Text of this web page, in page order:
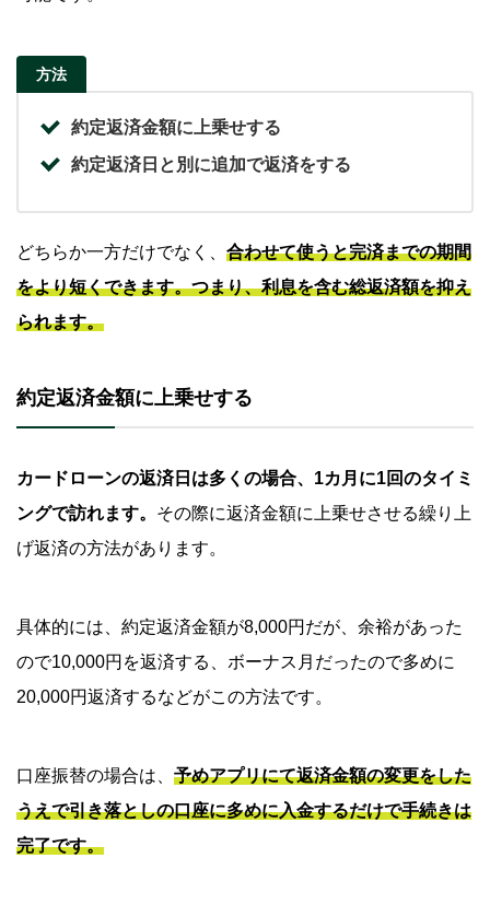
方法
約定返済金額に上乗せする
約定返済日と別に追加で返済をする
どちらか一方だけでなく、 合わせて使うと完済までの期間
をより短くできます。つまり、利息を含む総返済額を抑え
られます。
約定返済金額に上乗せする
カードローンの返済日は多くの場合、1カ月に1回のタイミ
ングで訪れます。 その際に返済金額に上乗せさせる繰り上
げ返済の方法があります。
具体的には、約定返済金額が8,000円だが、余裕があった
ので10,000円を返済する、ボーナス月だったので多めに
20,000円返済するなどがこの方法です。
口座振替の場合は、 予めアプリにて返済金額の変更をした
うえで引き落としの口座に多めに入金するだけで手続きは
完了です。